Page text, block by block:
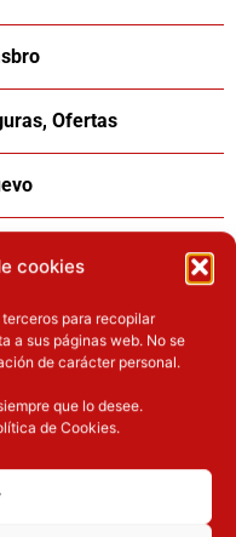
cookies
para recopilar
a sus páginas web. No se
de carácter personal.
que lo desee.
de Cookies.
, Ofertas
QUE TE
INTERESAR
El precio original era: 31.90€.El